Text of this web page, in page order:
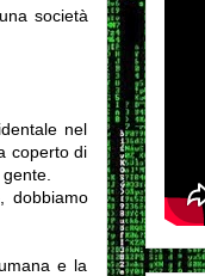
società
nel
coperto di
dobbiamo
e la